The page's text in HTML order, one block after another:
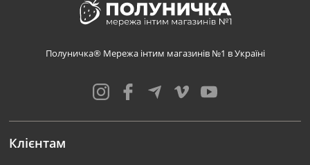
Полуничка® Мережа інтим магазинів №1 в Україні
Клієнтам